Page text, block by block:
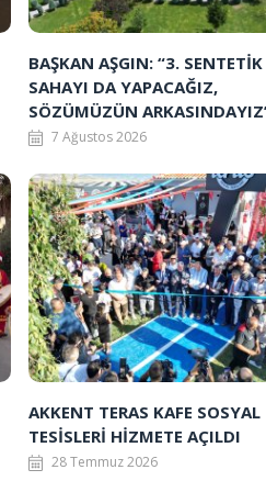
BAŞKAN AŞGIN: “3. SENTETİK
SAHAYI DA YAPACAĞIZ,
SÖZÜMÜZÜN
7 Ağustos 2026
AKKENT TERAS KAFE SOSYAL
TESİSLERİ HİZMETE AÇILDI
28 Temmuz 2026